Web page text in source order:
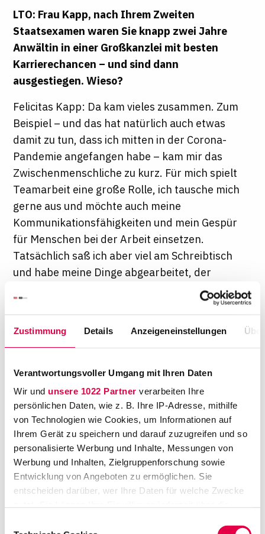
Zustimmung Details Anzeigeneinstellungen
Verantwortungsvoller Umgang mit Ihren Daten
Wir und unsere 1022 Partner verarbeiten Ihre
persönlichen Daten, wie z. B. Ihre IP-Adresse, mithilfe
von Technologien wie Cookies, um Informationen auf
Ihrem Gerät zu speichern und darauf zuzugreifen und so
personalisierte Werbung und Inhalte, Messungen von
Werbung und Inhalten, Zielgruppenforschung sowie
Entwicklung von Angeboten zu ermöglichen. Sie
entscheiden darüber, wer Ihre Daten für welche Zwecke
LTO: Frau Kapp, nach Ihrem Zweiten
Staatsexamen waren Sie knapp zwei Jahre
Anwältin in einer Großkanzlei mit besten
Karrierechancen – und sind dann
ausgestiegen. Wieso?
Felicitas Kapp: Da kam vieles zusammen. Zum
Beispiel – und das hat natürlich auch etwas
damit zu tun, dass ich mitten in der Corona-
Pandemie angefangen habe – kam mir das
Zwischenmenschliche zu kurz. Für mich spielt
Teamarbeit eine große Rolle, ich tausche mich
gerne aus und möchte auch meine
Kommunikationsfähigkeiten und mein Gespür
für Menschen bei der Arbeit einsetzen.
Tatsächlich saß ich aber viel am Schreibtisch
und habe meine Dinge abgearbeitet, der
Durch die gesteigerte Arbeitsbelastung fühlte
ich mich fremdbestimmt. Ich stellte nach und
wie Erfolg und Lebensqualität für mich
funktioniert.
Zudem habe ich mich sehr stark unter Druck
gesetzt. Ich war zwar schon vorher als
wissenschaftliche Mitarbeiterin in der Kanzlei
tätig, aber als Associate hat sich doch vieles
verändert. Ich habe vor allem den
Erwartungsdruck an mich selbst unterschätzt.
Ich habe mir gedacht, ich verdiene jetzt eine